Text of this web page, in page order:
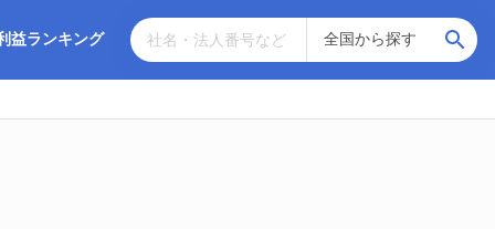
益ランキング